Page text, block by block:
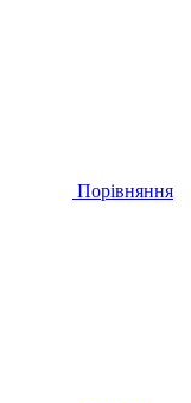
Порівняння